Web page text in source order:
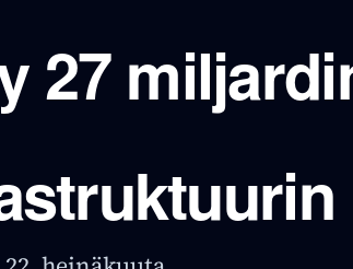
27